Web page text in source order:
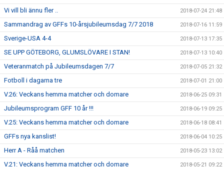
Vi vill bli ännu fler .. 2018-07-24 21:48
Sammandrag av GFFs 10-årsjubileumsdag 7/7 2018 2018-07-16 11:59
Sverige-USA 4-4 2018-07-13 17:35
SE UPP GÖTEBORG, GLUMSLÖVARE I STAN! 2018-07-13 10:40
Veteranmatch på Jubileumsdagen 7/7 2018-07-05 21:32
Fotboll i dagarna tre 2018-07-01 21:00
V.26: Veckans hemma matcher och domare 2018-06-25 09:31
Jubileumsprogram GFF 10 år !!! 2018-06-19 09:25
V.25: Veckans hemma matcher och domare 2018-06-18 08:41
GFFs nya kanslist! 2018-06-04 10:25
Herr A - Råå matchen 2018-05-23 13:02
V.21: Veckans hemma matcher och domare 2018-05-21 09:22